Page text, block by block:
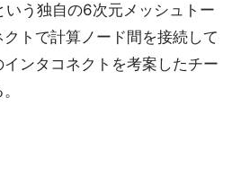
う独自の6次元メッシュトー
トで計算ノード間を接続して
ンタコネクトを考案したチー